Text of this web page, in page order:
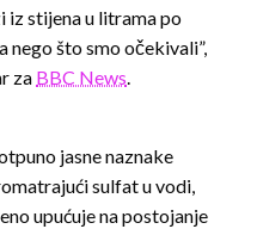
iz stijena u litrama po
nego što smo očekivali”,
za BBC News
jasne naznake
sulfat u vodi,
upućuje na postojanje